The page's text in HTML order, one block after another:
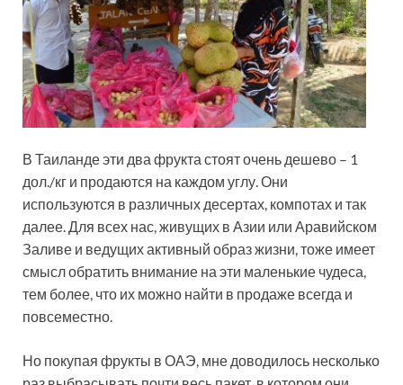
В Таиланде эти два фрукта стоят очень дешево – 1
дол./кг и продаются на каждом углу. Они
используются в различных десертах, компотах и так
далее. Для всех нас, живущих в Азии или Аравийском
Заливе и ведущих активный образ жизни, тоже имеет
смысл обратить внимание на эти маленькие чудеса,
тем более, что их можно найти в продаже всегда и
повсеместно.
Но покупая фрукты в ОАЭ, мне доводилось несколько